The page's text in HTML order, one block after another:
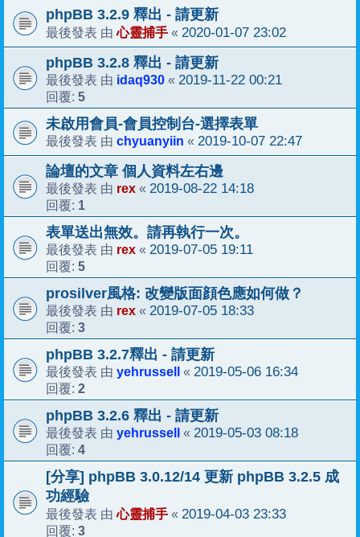
phpBB 3.2.9 釋出 - 請更新
最後發表 由心靈捕手 « 2020-01-07 23:02
phpBB 3.2.8 釋出 - 請更新
最後發表 由 idaq930 « 2019-11-22 00:21
回覆: 5
未啟用會員-會員控制台-選擇表單
最後發表 由 chyuanyiin « 2019-10-07 22:47
論壇的文章 個人資料左右邊
最後發表 由 rex « 2019-08-22 14:18
回覆: 1
表單送出無效。請再執行一次。
最後發表 由 rex « 2019-07-05 19:11
回覆: 5
prosilver風格: 改變版面顔色應如何做？
最後發表 由 rex « 2019-07-05 18:33
回覆: 3
phpBB 3.2.7釋出 - 請更新
最後發表 由 yehrussell « 2019-05-06 16:34
回覆: 2
phpBB 3.2.6 釋出 - 請更新
最後發表 由 yehrussell « 2019-05-03 08:18
回覆: 4
[分享] phpBB 3.0.12/14 更新 phpBB 3.2.5 成
功經驗
最後發表 由心靈捕手 « 2019-04-03 23:33
回覆: 3